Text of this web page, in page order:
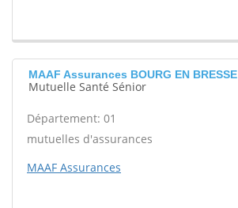
MAAF Assurances BOURG EN BRESSE
Mutuelle Santé Sénior
Département: 01
mutuelles d'assurances
MAAF Assurances